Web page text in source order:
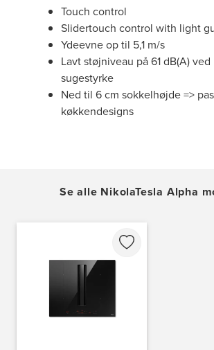
Touch control
Slidertouch control with light
Ydeevne op til 5,1 m/s
Lavt støjniveau på 61 dB(A) ved
sugestyrke
Ned til 6 cm sokkelhøjde =>
køkkendesigns
Se alle NikolaTesla Alpha